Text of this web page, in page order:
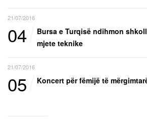
21/07/2016
04
Bursa e Turqisë ndihmon
mjete teknike
21/07/2016
05 Koncert për fëmijë të